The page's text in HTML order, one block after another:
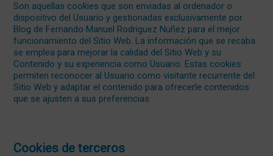
Son aquellas cookies que son enviadas al ordenador o
dispositivo del Usuario y gestionadas exclusivamente por
Blog de Fernando Manuel Rodriguez Nuñez para el mejor
funcionamiento del Sitio Web. La información que se recaba
se emplea para mejorar la calidad del Sitio Web y su
Contenido y su experiencia como Usuario. Estas cookies
permiten reconocer al Usuario como visitante recurrente del
Sitio Web y adaptar el contenido para ofrecerle contenidos
que se ajusten a sus preferencias.
Cookies de terceros